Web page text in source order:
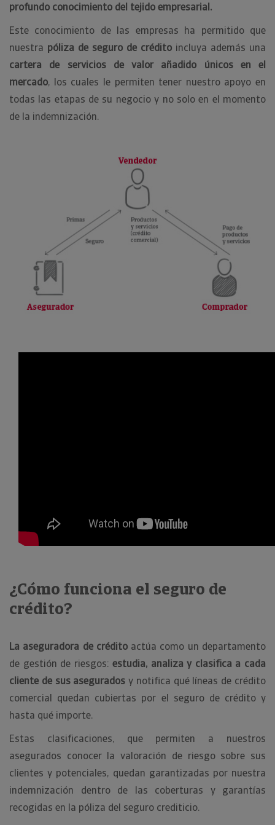
profundo conocimiento del tejido empresarial.
Este conocimiento de las empresas ha permitido que
nuestra póliza de seguro de crédito incluya además una
cartera de servicios de valor añadido únicos en el
mercado, los cuales le permiten tener nuestro apoyo en
todas las etapas de su negocio y no solo en el momento
de la indemnización.
¿Cómo funciona el seguro de
crédito?
La aseguradora de créditoactúa como un departamento
de gestión de riesgos:estudia, analiza y clasifica a cada
cliente de sus asegurados y notifica qué líneas de crédito
comercial quedan cubiertas por el seguro de crédito y
hasta qué importe.
Estas clasificaciones, que permiten a nuestros
asegurados conocer la valoración de riesgo sobre sus
clientes y potenciales, quedan garantizadas por nuestra
indemnización dentro de las coberturas y garantías
recogidas en la póliza del seguro crediticio.